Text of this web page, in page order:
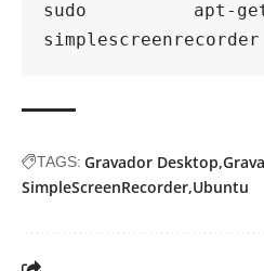
sudo apt-
simplescreenrecorder
TAGS: Gravador Desktop
SimpleScreenRecorder Ubuntu